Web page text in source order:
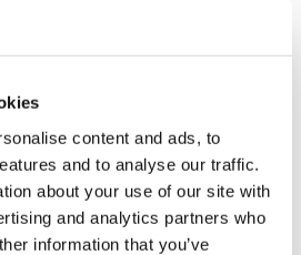
content and ads, to
and to analyse our traffic.
about your use of our site with
and analytics partners who
information that you’ve
vor 12 Uhr MEZ (Montag bis
werden noch am selben